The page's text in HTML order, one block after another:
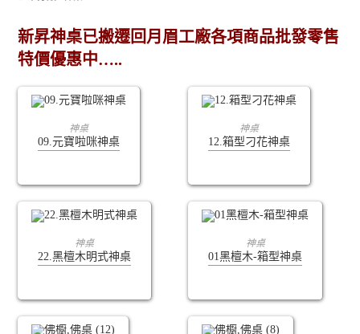
新昇神桌已搬遷回月眉工廠各項商品批發零售
特價優惠中…..
查看內容
神桌
09.元寶啦咪神桌
查看內容
神桌
12.箱型刁花神桌
查看內容
神桌
22.黑檀木明式神桌
查看內容
神桌
01黑檀木-箱型神桌